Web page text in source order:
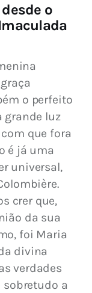
o
o perfeito
grande luz
que fora
é já uma
universal,
crer que,
da sua
foi Maria
divina
verdades
sobretudo a